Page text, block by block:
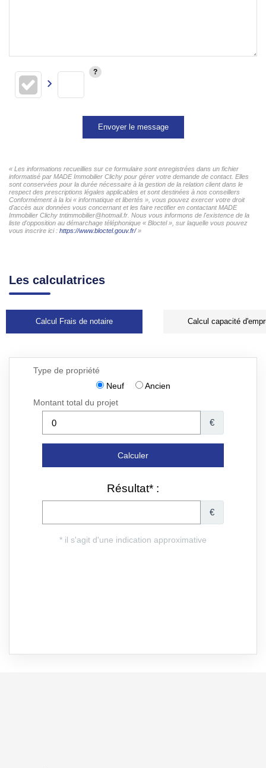
Envoyer le message
« Les informations recueillies sur ce formulaire sont enregistrées dans un fichier
informatisé par MADE Immobilier Clichy pour gérer votre demande de contact. Elles
sont conservées pour la durée nécessaire à la gestion de la relation client dans le
respect des prescriptions légales applicables et sont destinées à nos conseillers
Conformément à la loi « informatique et libertés », vous pouvez exercer votre droit
d'accès aux données vous concernant et les faire rectifier en contactant MADE
Immobilier Clichy tntimmobilier@hotmail.fr. Nous vous informons de l'existence de la
liste d'opposition au démarchage téléphonique « Bloctel », sur laquelle vous pouvez
vous inscrire ici : https://www.bloctel.gouv.fr/»
Les calculatrices
Calcul Frais de notaire Calcul capacité